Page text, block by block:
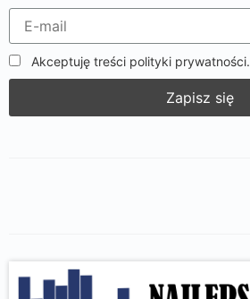
Akceptuję treści polityki prywatności.